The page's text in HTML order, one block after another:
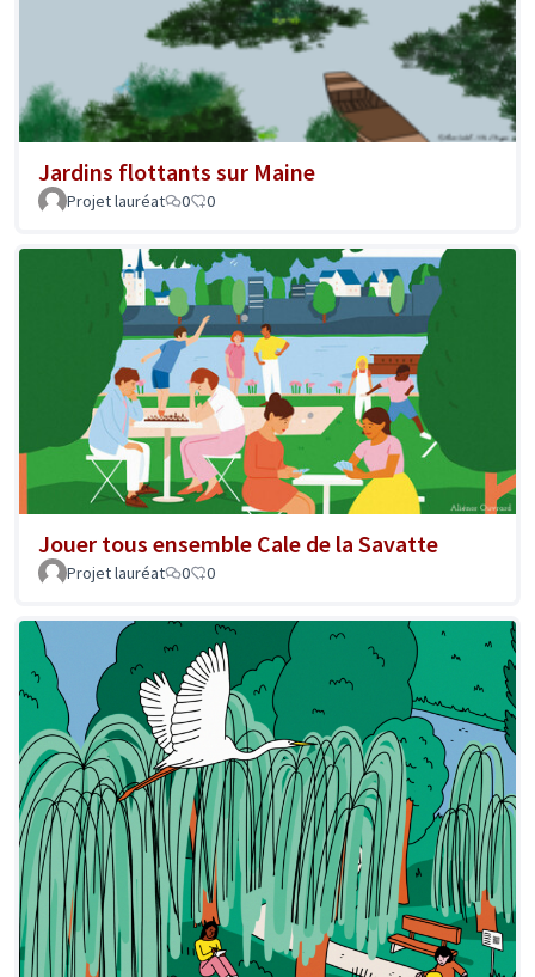
Jardins flottants sur Maine
Projet lauréat 0 0
Jouer tous ensemble Cale de la Savatte
Projet lauréat 0 0